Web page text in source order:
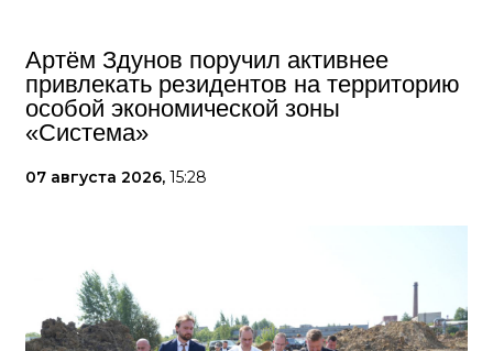
Артём Здунов поручил активнее
привлекать резидентов на территорию
особой экономической зоны
«Система»
07 августа 2026, 15:28